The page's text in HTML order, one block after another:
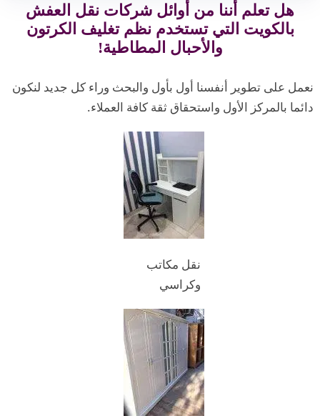
هل تعلم أننا من أوائل شركات نقل العفش
بالكويت التي تستخدم نظم تغليف الكرتون
والأحبال المطاطية!
نعمل على تطوير أنفسنا أول بأول والبحث وراء كل جديد لنكون
دائما بالمركز الأول واستحقاق ثقة كافة العملاء.
نقل مكاتب
وكراسي